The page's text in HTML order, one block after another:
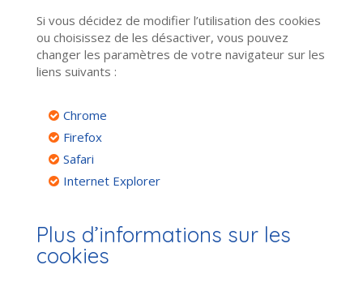
Si vous décidez de modifier l’utilisation des cookies
ou choisissez de les désactiver, vous pouvez
changer les paramètres de votre navigateur sur les
liens suivants :
Chrome
Firefox
Safari
Internet Explorer
Plus d’informations sur les
cookies